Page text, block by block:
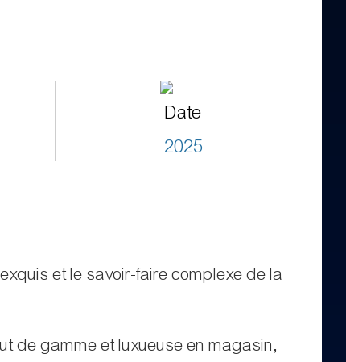
Date
2025
et le savoir-faire complexe de la
de gamme et luxueuse en magasin,